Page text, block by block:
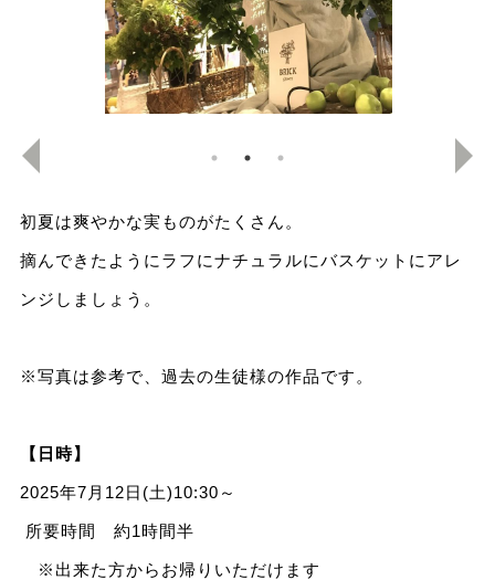
初夏は爽やかな実ものがたくさん。
摘んできたようにラフにナチュラルにバスケットにアレ
ンジしましょう。
※写真は参考で、過去の生徒様の作品です。
【日時】
2025年7月12日(土)10:30～
所要時間 約1時間半
※出来た方からお帰りいただけます